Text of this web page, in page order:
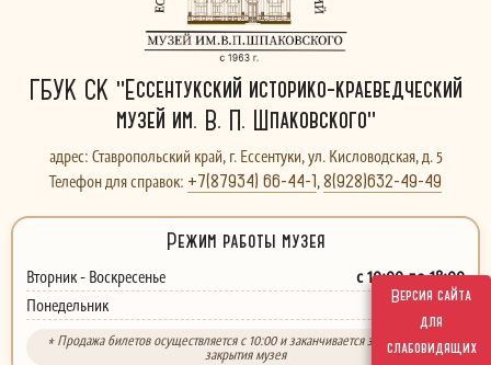
Версия сайта
для
слабовидящих
ГБУК СК "Ессентукский историко-краеведческий
музей им. В. П. Шпаковского"
адрес: Ставропольский край, г. Ессентуки, ул. Кисловодская, д. 5
Телефон для справок: +7(87934) 66-44-1,8(928)632-49-49
Режим работы музея
Вторник - Воскресенье с 10:00 до 18:00
Понедельник выходной
* Продажа билетов осуществляется с 10:00 и заканчивается за 30 минут до
закрытия музея